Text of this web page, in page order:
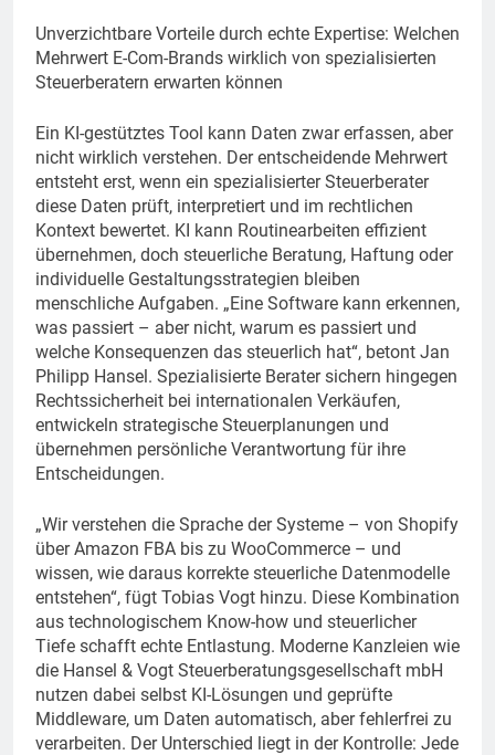
Unverzichtbare Vorteile durch echte Expertise: Welchen
Mehrwert E-Com-Brands wirklich von spezialisierten
Steuerberatern erwarten können
Ein KI-gestütztes Tool kann Daten zwar erfassen, aber
nicht wirklich verstehen. Der entscheidende Mehrwert
entsteht erst, wenn ein spezialisierter Steuerberater
diese Daten prüft, interpretiert und im rechtlichen
Kontext bewertet. KI kann Routinearbeiten effizient
übernehmen, doch steuerliche Beratung, Haftung oder
individuelle Gestaltungsstrategien bleiben
menschliche Aufgaben. „Eine Software kann erkennen,
was passiert – aber nicht, warum es passiert und
welche Konsequenzen das steuerlich hat“, betont Jan
Philipp Hansel. Spezialisierte Berater sichern hingegen
Rechtssicherheit bei internationalen Verkäufen,
entwickeln strategische Steuerplanungen und
übernehmen persönliche Verantwortung für ihre
Entscheidungen.
„Wir verstehen die Sprache der Systeme – von Shopify
über Amazon FBA bis zu WooCommerce – und
wissen, wie daraus korrekte steuerliche Datenmodelle
entstehen“, fügt Tobias Vogt hinzu. Diese Kombination
aus technologischem Know-how und steuerlicher
Tiefe schafft echte Entlastung. Moderne Kanzleien wie
die Hansel & Vogt Steuerberatungsgesellschaft mbH
nutzen dabei selbst KI-Lösungen und geprüfte
Middleware, um Daten automatisch, aber fehlerfrei zu
verarbeiten. Der Unterschied liegt in der Kontrolle: Jede